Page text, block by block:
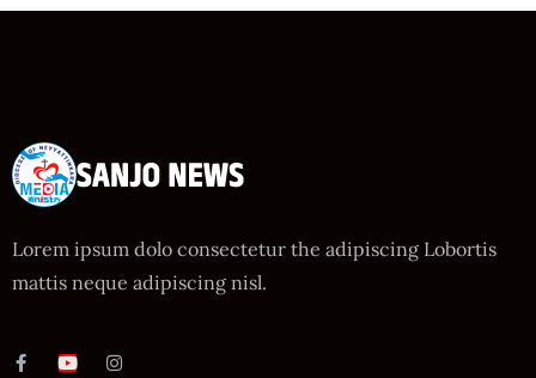
Lorem ipsum dolo consectetur the adipiscing Lobortis
mattis neque adipiscing nisl.